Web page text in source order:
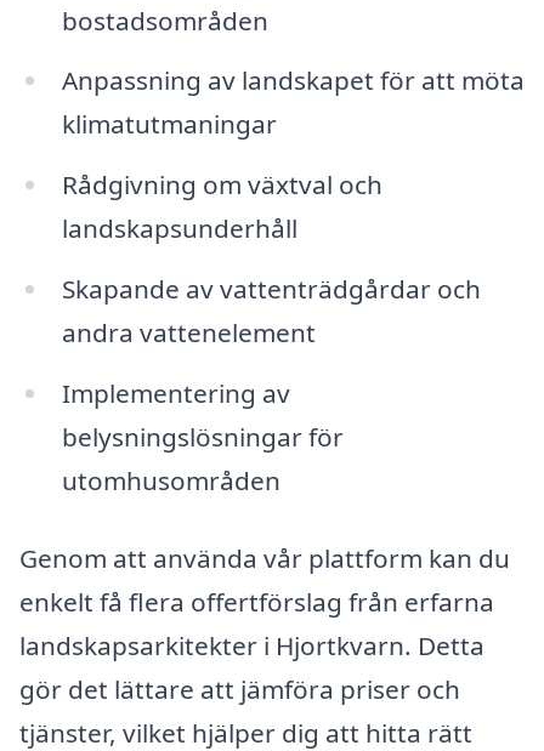
bostadsområden
Anpassning av landskapet för att möta
klimatutmaningar
Rådgivning om växtval och
landskapsunderhåll
Skapande av vattenträdgårdar och
andra vattenelement
Implementering av
belysningslösningar för
utomhusområden
Genom att använda vår plattform kan du
enkelt få flera offertförslag från erfarna
landskapsarkitekter i Hjortkvarn. Detta
gör det lättare att jämföra priser och
tjänster, vilket hjälper dig att hitta rätt